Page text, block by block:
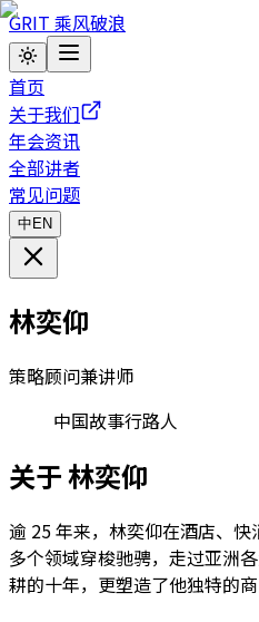
GRIT 乘风破浪
首页
关于我们
年会资讯
全部讲者
常见问题
中 EN
林奕仰
策略顾问兼讲师
中国故事行路人
关于林奕仰
逾 25 年来，林奕仰在酒店、
多个领域穿梭驰骋，走过亚洲
耕的十年，更塑造了他独特的商